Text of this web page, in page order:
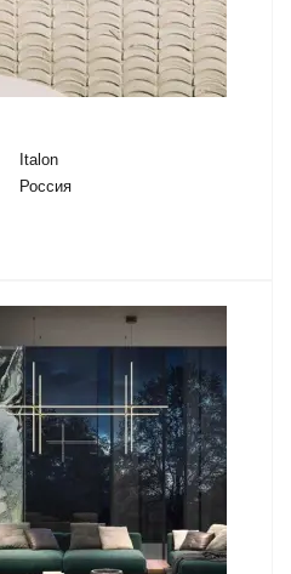
Italon
Россия